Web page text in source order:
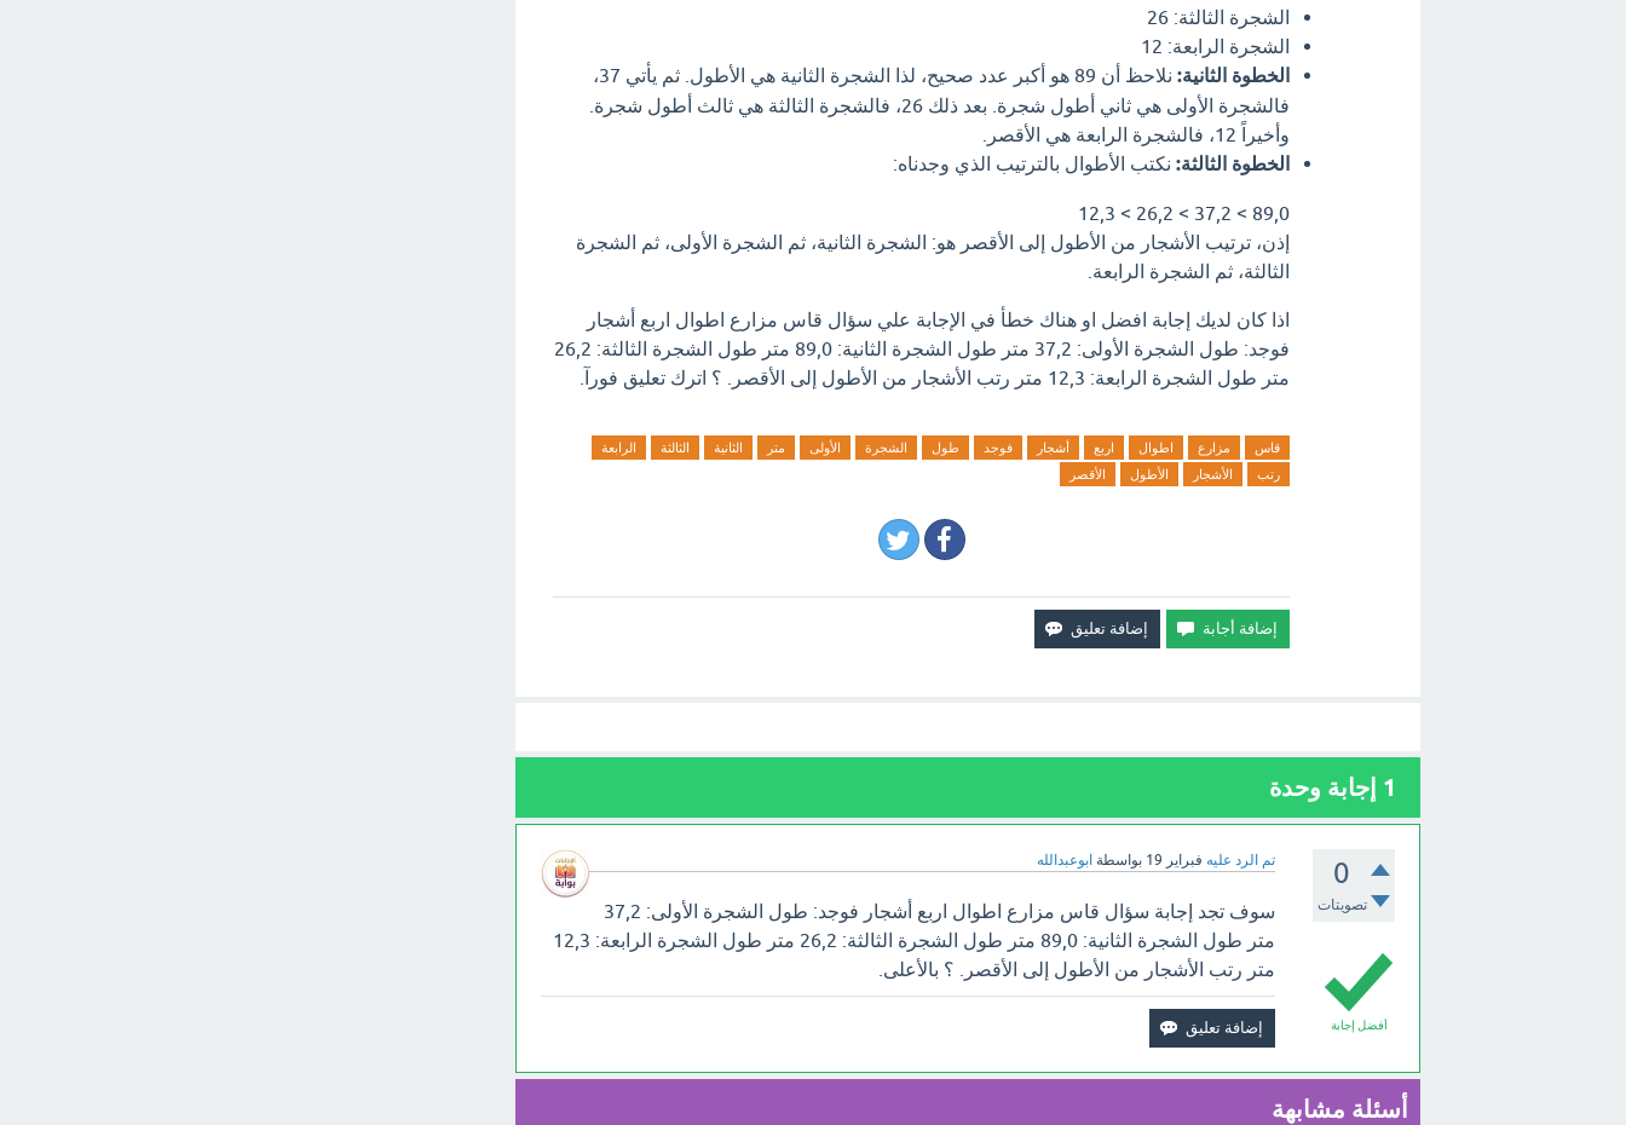
الشجرة الثالثة: 26
الشجرة الرابعة: 12
الخطوة الثانية:
نلاحظ أن 89 هو أكبر عدد صحيح، لذا الشجرة الثانية هي الأطول. ثم يأتي 37،
فالشجرة الأولى هي ثاني أطول شجرة. بعد ذلك 26، فالشجرة الثالثة هي ثالث أطول شجرة.
وأخيراً 12، فالشجرة الرابعة هي الأقصر.
الخطوة الثالثة: نكتب الأطوال بالترتيب الذي وجدناه:
89,0 > 37,2 > 26,2 > 12,3
إذن، ترتيب الأشجار من الأطول إلى الأقصر هو: الشجرة الثانية، ثم الشجرة الأولى، ثم الشجرة
الثالثة، ثم الشجرة الرابعة.
اذا كان لديك إجابة افضل او هناك خطأ في الإجابة علي سؤال قاس مزارع اطوال اربع أشجار
فوجد: طول الشجرة الأولى: 37,2 متر طول الشجرة الثانية: 89,0 متر طول الشجرة الثالثة: 26,2
متر طول الشجرة الرابعة: 12,3 متر رتب الأشجار من الأطول إلى الأقصر. ؟ اترك تعليق فورآ.
قاس مزارع اطوال اربع أشجار فوجد طول الشجرة الأولى متر الثانية الثالثة
الرابعة
رتب
الأشجار الأطول الأقصر
1 إجابة وحدة
0
تصويتات
تم الرد عليه فبراير 19 بواسطة ابوعبدالله
أفضل إجابة
سوف تجد إجابة سؤال قاس مزارع اطوال اربع أشجار فوجد: طول الشجرة الأولى: 37,2
متر طول الشجرة الثانية: 89,0 متر طول الشجرة الثالثة: 26,2 متر طول الشجرة الرابعة: 12,3
متر رتب الأشجار من الأطول إلى الأقصر. ؟ بالأعلى.
أسئلة مشابهة